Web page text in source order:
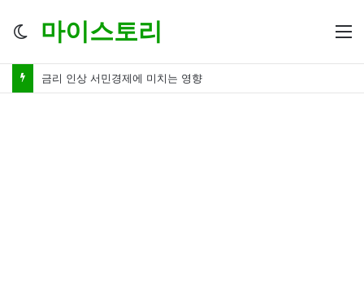
Switch
마이스토리
금리 인하 서민경제 파장 ‘숨겨진 영향력’